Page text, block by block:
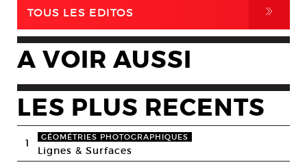
TOUS LES EDITOS ,
A VOIR AUSSI
LES PLUS RECENTS
1 GÉOMÉTRIES PHOTOGRAPHIQUES
Lignes & Surfaces